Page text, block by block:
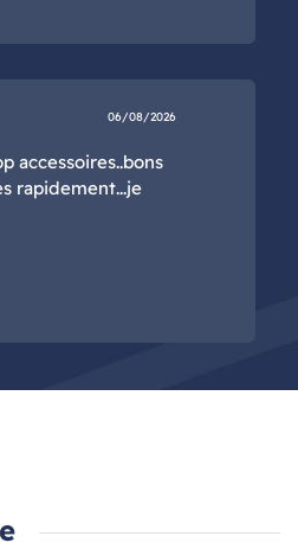
06/08/2026
accessoires..bons
rapidement...je